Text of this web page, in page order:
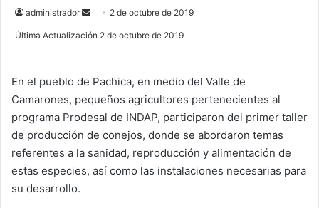
administrador
e
a
n
e
m
a
2 de octubre de 2019
Última Actualización 2 de octubre de 2019
En el pueblo de Pachica, en medio del Valle de
Camarones, pequeños agricultores pertenecientes al
programa Prodesal de INDAP, participaron del primer taller
de producción de conejos, donde se abordaron temas
referentes a la sanidad, reproducción y alimentación de
estas especies, así como las instalaciones necesarias para
su desarrollo.
k